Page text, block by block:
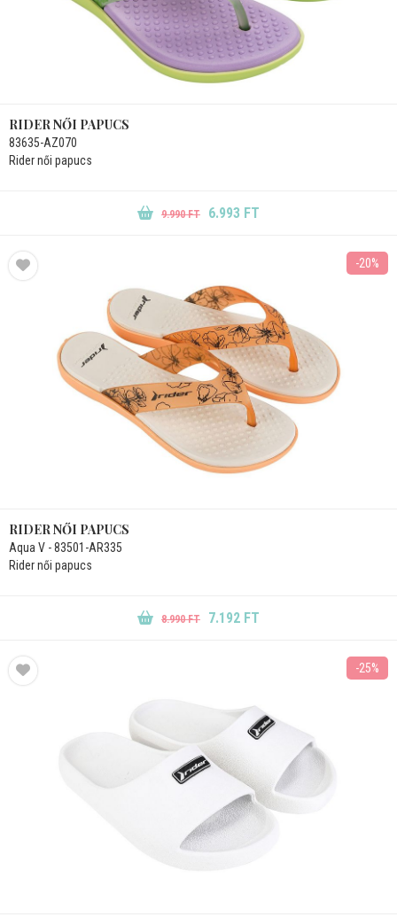
RIDER NŐI PAPUCS
83635-AZ070
Rider női papucs
9.990 FT 6.993 FT
-20%
RIDER NŐI PAPUCS
Aqua V - 83501-AR335
Rider női papucs
8.990 FT 7.192 FT
-25%